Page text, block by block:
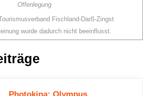
Offenlegung
Fischland-Darß-Zingst
wurde dadurch nicht beeinflusst.
Photokina: Olympus